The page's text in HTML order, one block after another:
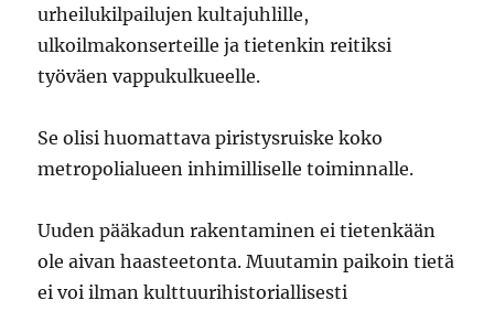
urheilukilpailujen kultajuhlille,
ulkoilmakonserteille ja tietenkin reitiksi
työväen vappukulkueelle.
Se olisi huomattava piristysruiske koko
metropolialueen inhimilliselle toiminnalle.
Uuden pääkadun rakentaminen ei tietenkään
ole aivan haasteetonta. Muutamin paikoin tietä
ei voi ilman kulttuurihistoriallisesti